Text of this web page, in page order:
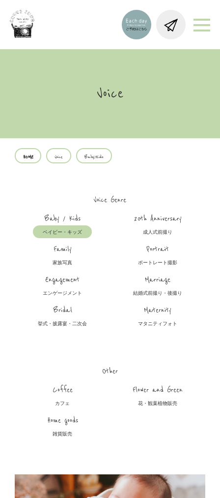
Voice
HOME Voice Baby/Kids
Voice Genre
Baby / Kids
ベイビー・キッズ
20th Anniversary
成人式前撮り
Family
家族写真
Portrait
ポートレート撮影
Engagement
エンゲージメント
Marriage
結婚式前撮り・後撮り
Bridal
挙式・披露宴・二次会
Maternity
マタニティフォト
Other
Coffee
カフェ
Flower and Green
花・観葉植物販売
Home goods
雑貨販売